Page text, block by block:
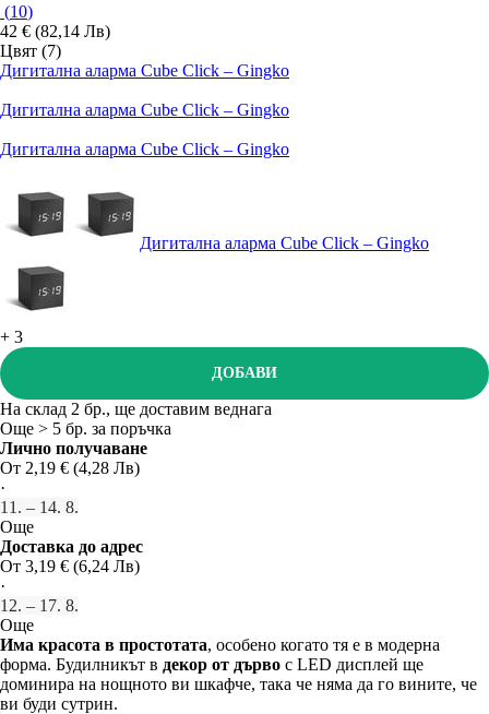
(10)
42 € (82,14 Лв)
Цвят (7)
Дигитална аларма Cube Click – Gingko
Дигитална аларма Cube Click – Gingko
Дигитална аларма Cube Click – Gingko
Дигитална аларма Cube Click – Gingko
+ 3
ДОБАВИ
На склад 2 бр., ще доставим веднага
Още > 5 бр. за поръчка
Лично получаване
От 2,19 € (4,28 Лв)
·
11. – 14. 8.
Още
Доставка до адрес
От 3,19 € (6,24 Лв)
·
12. – 17. 8.
Още
Има красота в простотата, особено когато тя е в модерна
форма. Будилникът в декор от дърво с LED дисплей ще
доминира на нощното ви шкафче, така че няма да го вините, че
ви буди сутрин.